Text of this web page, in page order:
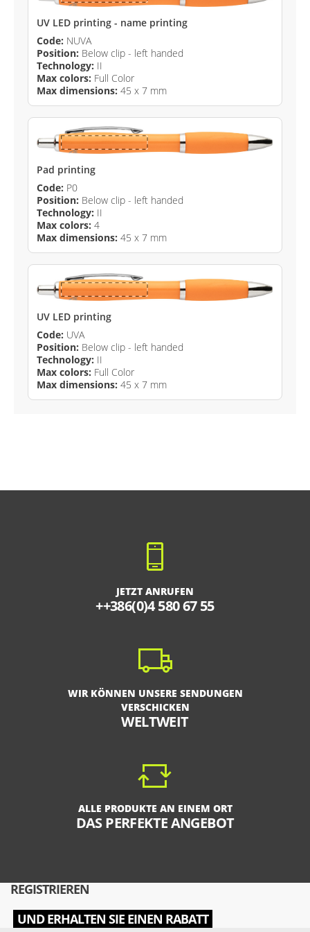
UV LED printing - name printing
Code: NUVA
Position: Below clip - left handed
Technology: II
Max colors: Full Color
Max dimensions: 45 x 7 mm
Pad printing
Code: P0
Position: Below clip - left handed
Technology: II
Max colors: 4
Max dimensions: 45 x 7 mm
UV LED printing
Code: UVA
Position: Below clip - left handed
Technology: II
Max colors: Full Color
Max dimensions: 45 x 7 mm
JETZT ANRUFEN
++386(0)4 580 67 55
WIR KÖNNEN UNSERE SENDUNGEN
VERSCHICKEN
WELTWEIT
ALLE PRODUKTE AN EINEM ORT
DAS PERFEKTE ANGEBOT
REGISTRIEREN
UND ERHALTEN SIE EINEN RABATT